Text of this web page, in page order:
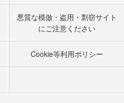
悪質な模倣・盗用・剽窃サイト
にご注意ください
Cookie等利用ポリシー